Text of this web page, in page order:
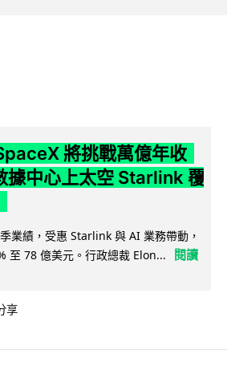
將挑戰萬億年收
據中心上太空 Starlink 覆
業績，受惠 Starlink 與 AI 業務帶動，
至 78 億美元。行政總裁 Elon...
閱讀
享